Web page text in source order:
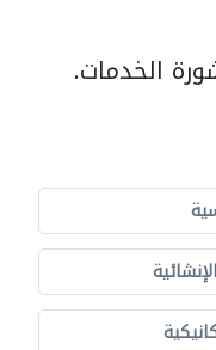
الخدمات.